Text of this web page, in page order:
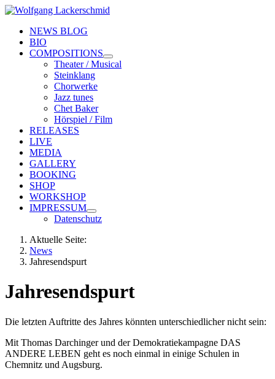
NEWS BLOG
BIO
COMPOSITIONS
Theater / Musical
Steinklang
Chorwerke
Jazz tunes
Chet Baker
Hörspiel / Film
RELEASES
LIVE
MEDIA
GALLERY
BOOKING
SHOP
WORKSHOP
IMPRESSUM
Datenschutz
Aktuelle Seite:
News
Jahresendspurt
Jahresendspurt
Die letzten Auftritte des Jahres könnten unterschiedlicher nicht sein:
Mit Thomas Darchinger und der Demokratiekampagne DAS
ANDERE LEBEN geht es noch einmal in einige Schulen in
Chemnitz und Augsburg.